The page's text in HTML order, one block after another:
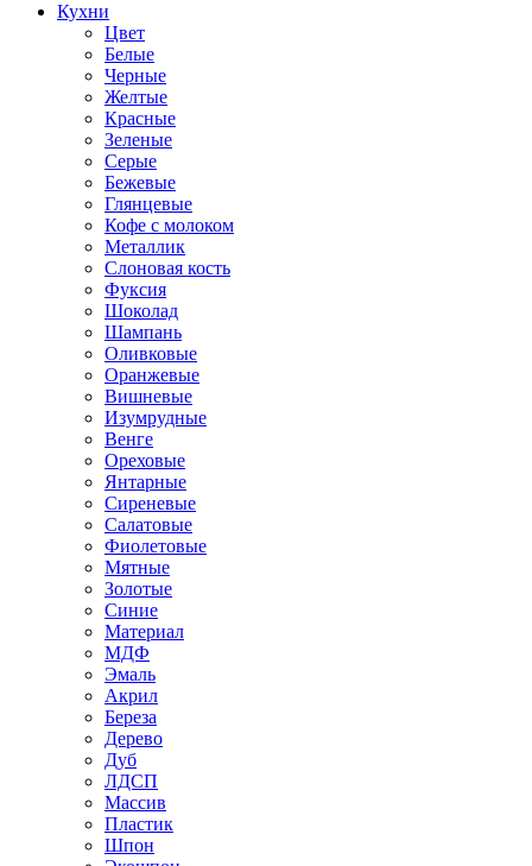
Кухни
Цвет
Белые
Черные
Желтые
Красные
Зеленые
Серые
Бежевые
Глянцевые
Кофе с молоком
Металлик
Слоновая кость
Фуксия
Шоколад
Шампань
Оливковые
Оранжевые
Вишневые
Изумрудные
Венге
Ореховые
Янтарные
Сиреневые
Салатовые
Фиолетовые
Мятные
Золотые
Синие
Материал
МДФ
Эмаль
Акрил
Береза
Дерево
Дуб
ЛДСП
Массив
Пластик
Шпон